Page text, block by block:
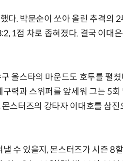
다. 박문순이 쏘아 올린 추격의
1점 차로 좁혀졌다. 결국 이대
올스타의 마운드도 호투를 펼
력과 스위퍼를 앞세워 그는 5회
스터즈의 강타자 이대호를 삼
수 있을지, 몬스터즈가 시즌 8